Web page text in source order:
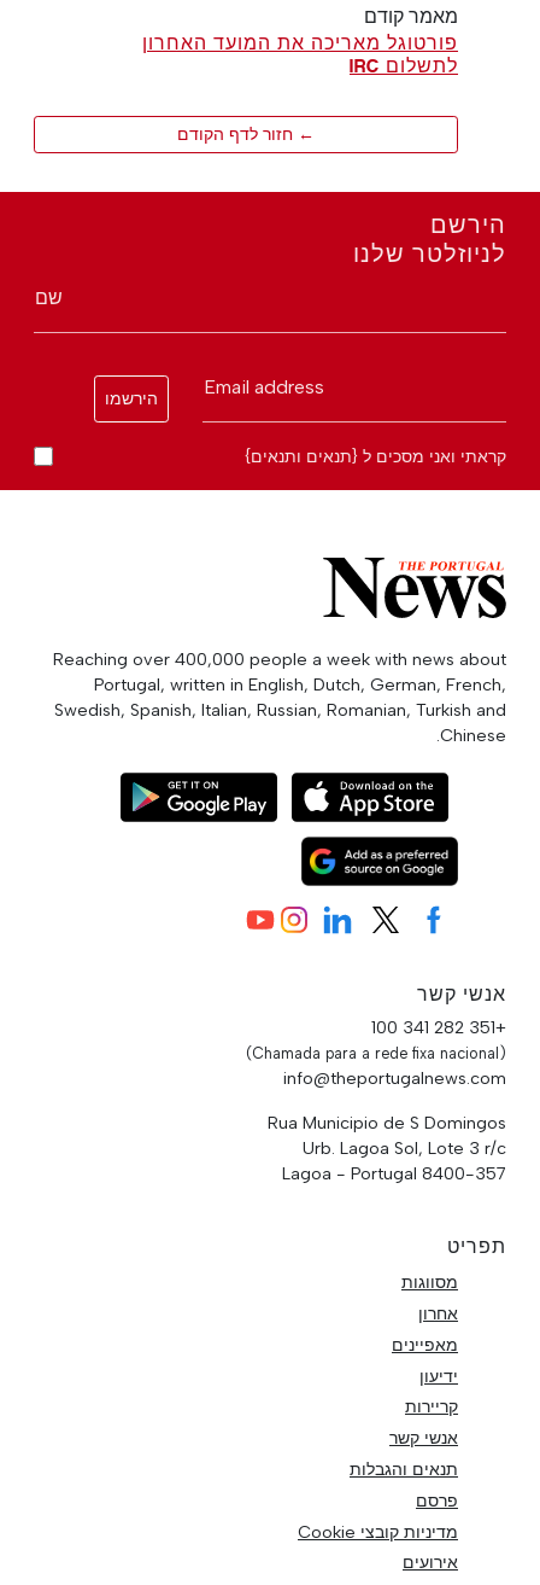
מאמר קודם
פורטוגל מאריכה את המועד האחרון
לתשלום IRC
← חזור לדף הקודם
הירשם
לניוזלטר שלנו
שם
Email address
הירשמו
קראתי ואני מסכים ל {תנאים ותנאים}
Reaching over 400,000 people a week with news about
Portugal, written in English, Dutch, German, French,
Swedish, Spanish, Italian, Russian, Romanian, Turkish and
Chinese.
אנשי קשר
+351 282 341 100
(Chamada para a rede fixa nacional)
info@theportugalnews.com
Rua Municipio de S Domingos
Urb. Lagoa Sol, Lote 3 r/c
8400-357 Lagoa - Portugal
תפריט
מסווגות
אחרון
מאפיינים
ידיעון
קריירות
אנשי קשר
תנאים והגבלות
פרסם
מדיניות קובצי Cookie
אירועים